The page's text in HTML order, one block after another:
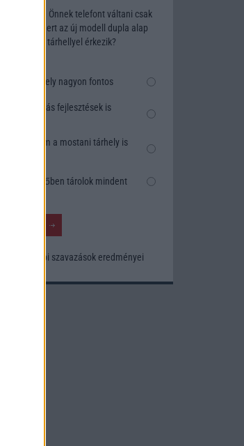
Megérné Önnek telefont váltani csak
azért, mert az új modell dupla alap
tárhellyel érkezik?
Igen, a tárhely nagyon fontos
Talán, ha más fejlesztések is
Nem, nekem a mostani tárhely is
Inkább felhőben tárolok mindent
Korábbi szavazások eredményei